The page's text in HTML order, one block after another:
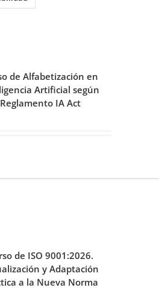
de Alfabetización en
Artificial según
Reglamento IA Act
de ISO 9001:2026.
y Adaptación
a la Nueva Norma